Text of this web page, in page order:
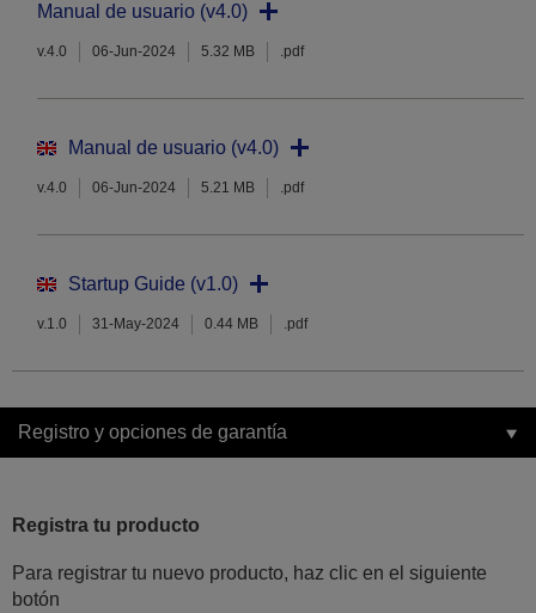
Manual de usuario (v4.0)
v.4.0 06-Jun-2024 5.32 MB .pdf
Manual de usuario (v4.0)
v.4.0 06-Jun-2024 5.21 MB .pdf
Startup Guide (v1.0)
v.1.0 31-May-2024 0.44 MB .pdf
Registro y opciones de garantía
Registra tu producto
Para registrar tu nuevo producto, haz clic en el siguiente
botón